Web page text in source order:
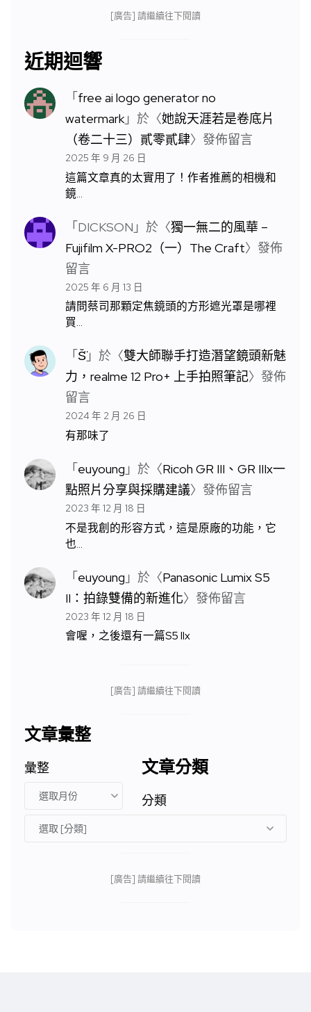
[廣告] 請繼續往下閱讀
近期迴響
「free ai logo generator no
watermark」於〈她說天涯若是卷底片
（卷二十三）貳零貳肆〉發佈留言
2025 年 9 月 26 日
這篇文章真的太實用了！作者推薦的相機和
鏡…
「DICKSON 」於〈獨一無二的風華 –
Fujifilm X-PRO2（一）The Craft〉發佈
留言
2025 年 6 月 13 日
請問蔡司那顆定焦鏡頭的方形遮光罩是哪裡
買…
「S̆̈」於〈雙大師聯手打造潛望鏡頭新魅
力，realme 12 Pro+ 上手拍照筆記〉發佈
留言
2024 年 2 月 26 日
有那味了
「euyoung 」於〈Ricoh GR III、GR IIIx一
點照片分享與採購建議〉發佈留言
2023 年 12 月 18 日
不是我創的形容方式，這是原廠的功能，它
也…
「euyoung 」於〈Panasonic Lumix S5
II：拍錄雙備的新進化〉發佈留言
2023 年 12 月 18 日
會喔，之後還有一篇S5 IIx
[廣告] 請繼續往下閱讀
文章彙整
彙整 文章分類
分類
[廣告] 請繼續往下閱讀